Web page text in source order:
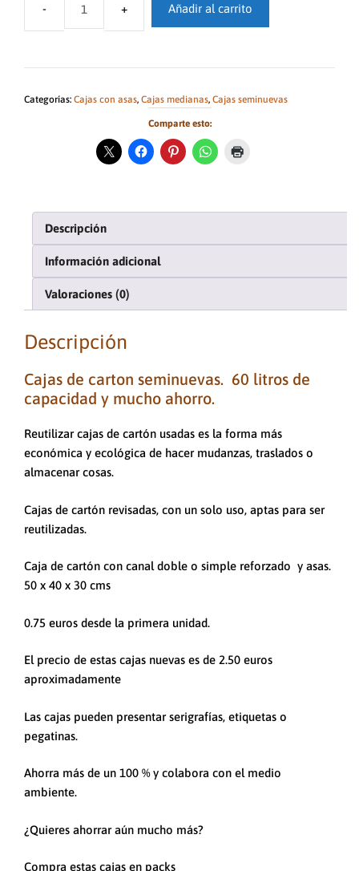
Cajas
cms)
Añadir al carrito
Categorías: Cajas con asas, Cajas medianas, Cajas seminuevas
Comparte esto:
Descripción
Información adicional
Valoraciones (0)
Descripción
Cajas de carton seminuevas. 60 litros de
capacidad y mucho ahorro.
Reutilizar cajas de cartón usadas es la forma más
económica y ecológica de hacer mudanzas, traslados o
almacenar cosas.
Cajas de cartón revisadas, con un solo uso, aptas para ser
reutilizadas.
Caja de cartón con canal doble o simple reforzado y asas.
50 x 40 x 30 cms
0.75 euros desde la primera unidad.
El precio de estas cajas nuevas es de 2.50 euros
aproximadamente
Las cajas pueden presentar serigrafías, etiquetas o
pegatinas.
Ahorra más de un 100 % y colabora con el medio
ambiente.
¿Quieres ahorrar aún mucho más?
Compra estas cajas en packs